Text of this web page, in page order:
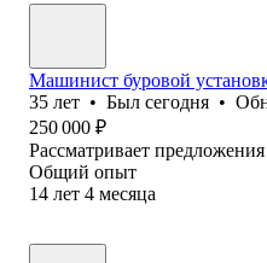
Машинист буровой
35 лет • Был сегодня •
250 000 ₽
Рассматривает предложения
Общий опыт
14 лет 4 месяца